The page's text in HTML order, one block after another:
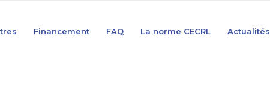
Financement FAQ La norme CECRL Actualités